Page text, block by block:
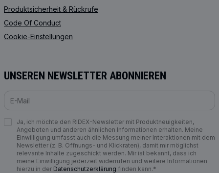
Produktsicherheit & Rückrufe
Code Of Conduct
Cookie-Einstellungen
UNSEREN NEWSLETTER ABONNIEREN
Ja, ich möchte den RIDEX-Newsletter mit Produktneuigkeiten,
Angeboten und anderen ähnlichen Informationen erhalten. Meine
Einwilligung umfasst auch die Messung meiner Interaktionen mit dem
Newsletter (z. B. Öffnungs- und Klickraten), damit mir möglichst
relevante Inhalte zugeschickt werden. Mir ist bekannt, dass ich
meine Einwilligung jederzeit widerrufen und weitere Informationen
hierzu in der Datenschutzerklärung finden kann.*